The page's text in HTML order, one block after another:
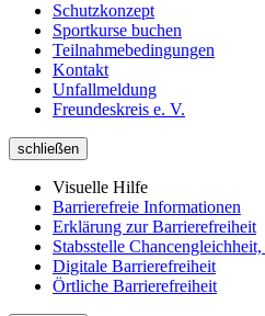
Schutzkonzept
Sportkurse buchen
Teilnahmebedingungen
Kontakt
Unfallmeldung
Freundeskreis e. V.
schließen
Visuelle Hilfe
Barrierefreie Informationen
Erklärung zur Barrierefreiheit
Stabsstelle
Digitale Barrierefreiheit
Örtliche Barrierefreiheit